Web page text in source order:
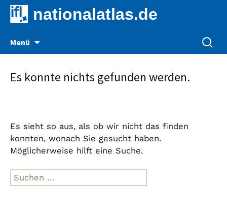
nationalatlas.de
Menü
Suche
nach:
Es konnte nichts gefunden werden.
Es sieht so aus, als ob wir nicht das finden
konnten, wonach Sie gesucht haben.
Möglicherweise hilft eine Suche.
Suche
nach: